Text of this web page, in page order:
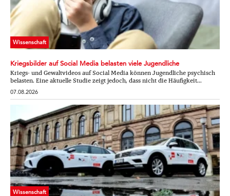
Wissenschaft
Kriegsbilder auf Social Media belasten viele Jugendliche
Kriegs- und Gewaltvideos auf Social Media können Jugendliche psychisch
belasten. Eine aktuelle Studie zeigt jedoch, dass nicht die Häufigkeit...
07.08.2026
Wissenschaft